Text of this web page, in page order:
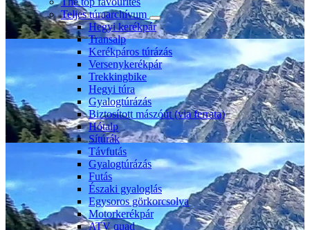
Teljes túraarchívum
Hegyi kerékpár
Transalp
Kerékpáros túrázás
Versenykerékpár
Trekkingbike
Hegyi túra
Gyalogtúrázás
Biztosított mászóút (via ferrata)
Hótalp
Sítúrák
Távfutás
Gyalogtúrázás
Futás
Északi gyaloglás
Egysoros görkorcsolya
Motorkerékpár
ATV quad